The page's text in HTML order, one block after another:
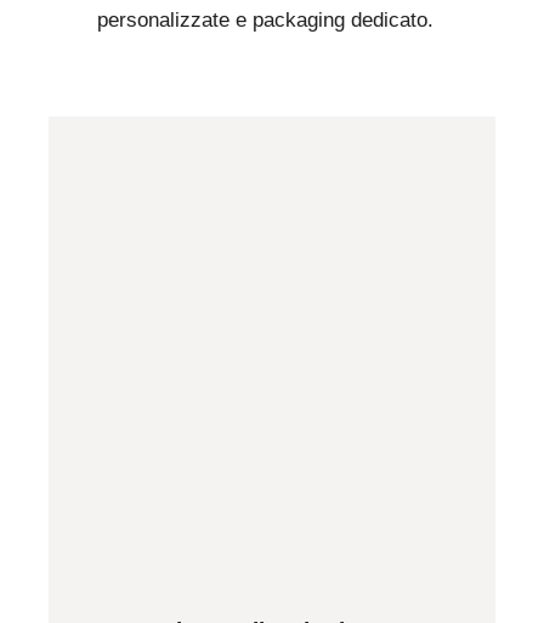
personalizzate e packaging dedicato.